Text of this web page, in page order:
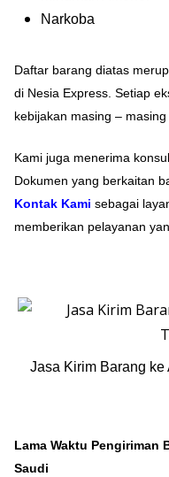
Narkoba
Daftar barang diatas
di Nesia Express. Setiap
kebijakan masing – masing
Kami juga menerima
Dokumen yang berkaitan
Kontak Kami sebagai
memberikan pelayanan
Jasa Kirim Barang ke
Lama Waktu Pengiriman
Saudi